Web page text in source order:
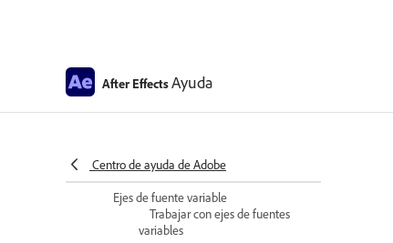
After EffectsAyuda
Centro de ayuda de Adobe
Animación de texto
animación de texto
Ejes de fuente variable
Trabajar con ejes de fuentes
variables